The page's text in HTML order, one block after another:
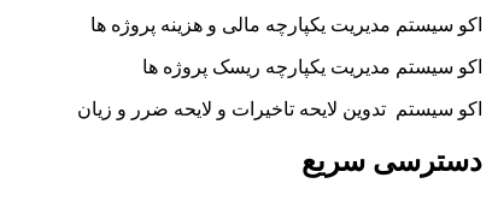
اکو سیستم مدیریت یکپارچه مالی و هزینه پروژه ها
اکو سیستم مدیریت یکپارچه ریسک پروژه ها
اکو سیستم تدوین لایحه تاخیرات و لایحه ضرر و زیان
دسترسی سریع